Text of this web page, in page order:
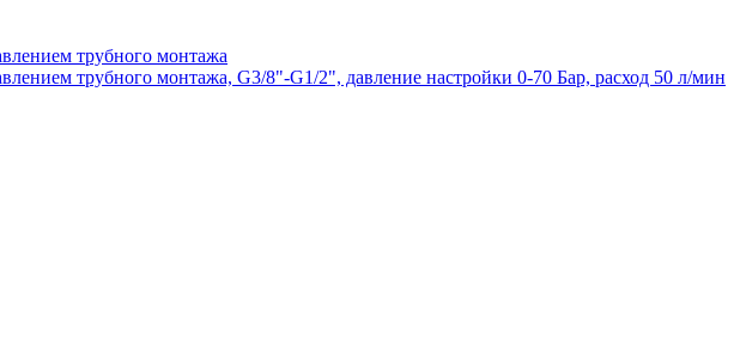
трубного монтажа
трубного монтажа, G3/8"-G1/2", давление настройки 0-70 Бар, расход 50 л/мин